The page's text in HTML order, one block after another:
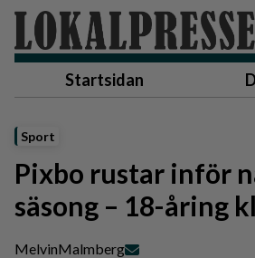
Startsidan
Sport
Pixbo rustar inför
säsong – 18-åring
MelvinMalmberg